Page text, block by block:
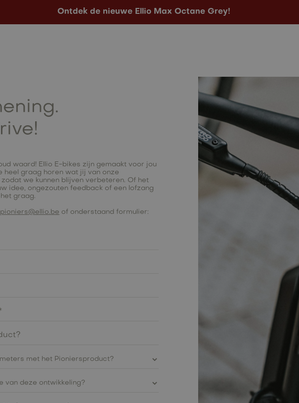
Ontdek de nieuwe Ellio Max Octane Grey!
waard! Ellio E-bikes zijn gemaakt voor jou
heel graag horen wat jij van onze
we kunnen blijven verbeteren. Of het
idee, ongezouten feedback of een lofzang
graag.
pioniers@ellio.be of onderstaand formulier: